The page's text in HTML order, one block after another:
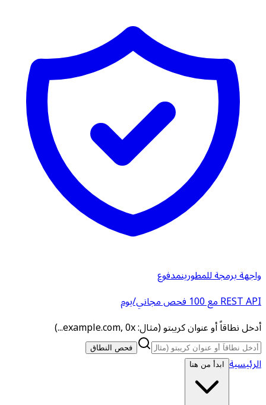
واجهة برمجة للمطورينمدفوع
REST API مع 100 فحص مجاني/يوم
أدخل نطاقاً أو عنوان كريبتو (مثال: example.com, 0x...)
فحص النطاق
الرئيسية ابدأ من هنا